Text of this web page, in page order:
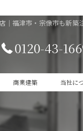
｜福津市・宗像市も新
0120-43-
商業建築 当社に